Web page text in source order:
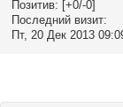
Позитив: [+0/-0]
Последний визит:
Пт, 20 Дек 2013